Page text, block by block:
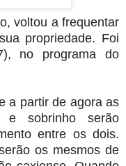
voltou a frequentar
propriedade. Foi
no programa do
a partir de agora as
sobrinho serão
entre os dois.
os mesmos de